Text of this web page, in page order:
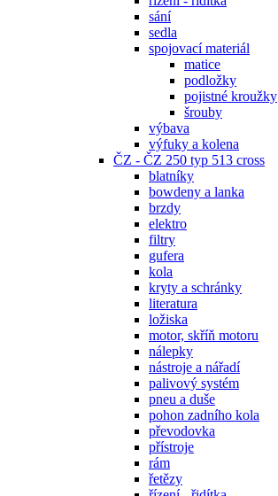
sání
sedla
spojovací materiál
matice
podložky
pojistné kroužky
šrouby
výbava
výfuky a kolena
ČZ - ČZ 250 typ 513 cross
blatníky
bowdeny a lanka
brzdy
elektro
filtry
gufera
kola
kryty a schránky
literatura
ložiska
motor, skříň motoru
nálepky
nástroje a nářadí
palivový systém
pneu a duše
pohon zadního kola
převodovka
přístroje
rám
řetězy